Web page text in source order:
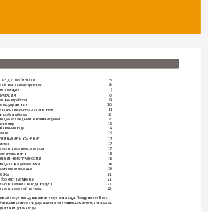
ТОРОЖНОСТИ 5
характеристики 6
ация
7
АТАЦИЯ 9
прибора
9
управления
10
т дистанционного управления 11
таймера 12
охлаждения, нагрева и сушки 12
ор 13
авление воды 14
14
ВАНИЕ И ХРАНЕНИЕ 17
ка 17
угольного фильтра 17
сезона 18
НЕИСПРАВНОСТЕЙ 18
самодиагностики 18
ранение неполадок 19
КА 21
места установки 21
шланга вывода воздуха 21
оконной вытяжки 22
покупатель, уважаемая покупательница! Поздравляем Вас с
ением нового кондиционера. При правильном использовании он
Вам долгие годы.